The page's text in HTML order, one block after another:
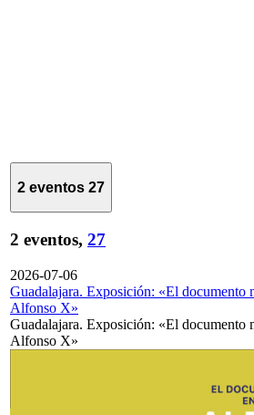
2 eventos 27
2 eventos, 27
2026-07-06
Guadalajara. Exposición: «El documento
Alfonso X»
Guadalajara. Exposición: «El documento
Alfonso X»